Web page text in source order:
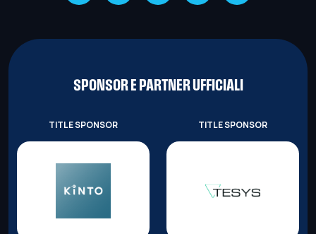
SPONSOR E PARTNER UFFICIALI
TITLE SPONSOR TITLE SPONSOR